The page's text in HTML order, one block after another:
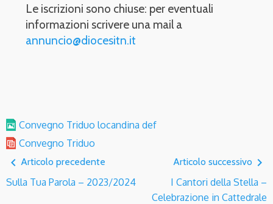
Le iscrizioni sono chiuse: per eventuali
informazioni scrivere una mail a
annuncio@diocesitn.it
Convegno Triduo locandina def
Convegno Triduo
navigate_before Articolo precedente
Sulla Tua Parola – 2023/2024
Articolo successivo navigate_next
I Cantori della Stella –
Celebrazione in Cattedrale